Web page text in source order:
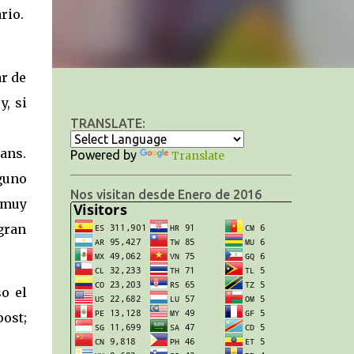
de
si
el
TRANSLATE:
Powered by Translate
Nos visitan desde Enero de 2016